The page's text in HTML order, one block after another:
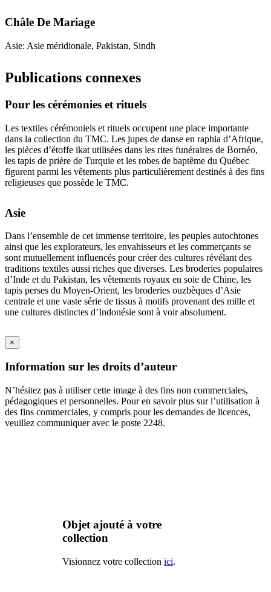
Châle De Mariage
Asie: Asie méridionale, Pakistan, Sindh
Publications connexes
Pour les cérémonies et rituels
Les textiles cérémoniels et rituels occupent une place importante
dans la collection du TMC. Les jupes de danse en raphia d’Afrique,
les pièces d’étoffe ikat utilisées dans les rites funéraires de Bornéo,
les tapis de prière de Turquie et les robes de baptême du Québec
figurent parmi les vêtements plus particulièrement destinés à des fins
religieuses que possède le TMC.
Asie
Dans l’ensemble de cet immense territoire, les peuples autochtones
ainsi que les explorateurs, les envahisseurs et les commerçants se
sont mutuellement influencés pour créer des cultures révélant des
traditions textiles aussi riches que diverses. Les broderies populaires
d’Inde et du Pakistan, les vêtements royaux en soie de Chine, les
tapis perses du Moyen-Orient, les broderies ouzbèques d’Asie
centrale et une vaste série de tissus à motifs provenant des mille et
une cultures distinctes d’Indonésie sont à voir absolument.
×
Information sur les droits d’auteur
N’hésitez pas à utiliser cette image à des fins non commerciales,
pédagogiques et personnelles. Pour en savoir plus sur l’utilisation à
des fins commerciales, y compris pour les demandes de licences,
veuillez communiquer avec le poste 2248.
Objet ajouté à votre
collection
Visionnez votre collection ici.